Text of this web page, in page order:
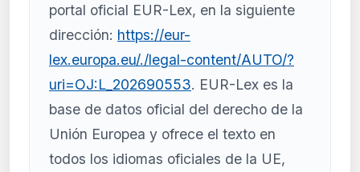
portal oficial EUR-Lex, en la siguiente
dirección: https://eur-
lex.europa.eu/./legal-content/AUTO/?
uri=OJ:L_202690553. EUR-Lex es la
base de datos oficial del derecho de la
Unión Europea y ofrece el texto en
todos los idiomas oficiales de la UE,